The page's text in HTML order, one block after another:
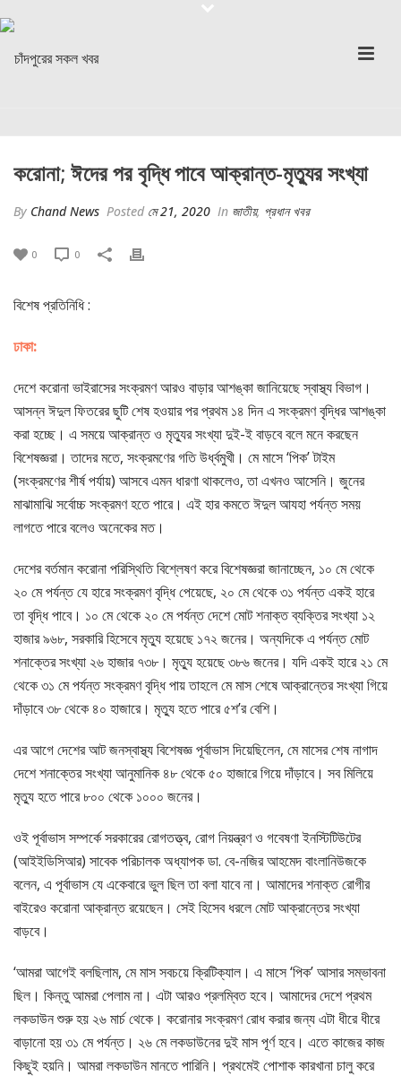
করোনা; ঈদের পর বৃদ্ধি পাবে আক্রান্ত-মৃত্যুর সংখ্যা
By Chand News Posted মে 21, 2020 In জাতীয়, প্রধান খবর
0 0
বিশেষ প্রতিনিধি :
ঢাকা:
দেশে করোনা ভাইরাসের সংক্রমণ আরও বাড়ার আশঙ্কা জানিয়েছে স্বাস্থ্য বিভাগ।
আসন্ন ঈদুল ফিতরের ছুটি শেষ হওয়ার পর প্রথম ১৪ দিন এ সংক্রমণ বৃদ্ধির আশঙ্কা
করা হচ্ছে। এ সময়ে আক্রান্ত ও মৃত্যুর সংখ্যা দুই-ই বাড়বে বলে মনে করছেন
বিশেষজ্ঞরা। তাদের মতে, সংক্রমণের গতি উর্ধ্বমুখী। মে মাসে ‘পিক’ টাইম
(সংক্রমণের শীর্ষ পর্যায়) আসবে এমন ধারণা থাকলেও, তা এখনও আসেনি। জুনের
মাঝামাঝি সর্বোচ্চ সংক্রমণ হতে পারে। এই হার কমতে ঈদুল আযহা পর্যন্ত সময়
লাগতে পারে বলেও অনেকের মত।
দেশের বর্তমান করোনা পরিস্থিতি বিশ্লেষণ করে বিশেষজ্ঞরা জানাচ্ছেন, ১০ মে থেকে
২০ মে পর্যন্ত যে হারে সংক্রমণ বৃদ্ধি পেয়েছে, ২০ মে থেকে ৩১ পর্যন্ত একই হারে
তা বৃদ্ধি পাবে। ১০ মে থেকে ২০ মে পর্যন্ত দেশে মোট শনাক্ত ব্যক্তির সংখ্যা ১২
হাজার ৯৬৮, সরকারি হিসেবে মৃত্যু হয়েছে ১৭২ জনের। অন্যদিকে এ পর্যন্ত মোট
শনাক্তের সংখ্যা ২৬ হাজার ৭৩৮। মৃত্যু হয়েছে ৩৮৬ জনের। যদি একই হারে ২১ মে
থেকে ৩১ মে পর্যন্ত সংক্রমণ বৃদ্ধি পায় তাহলে মে মাস শেষে আক্রান্তের সংখ্যা গিয়ে
দাঁড়াবে ৩৮ থেকে ৪০ হাজারে। মৃত্যু হতে পারে ৫শ’র বেশি।
এর আগে দেশের আট জনস্বাস্থ্য বিশেষজ্ঞ পূর্বাভাস দিয়েছিলেন, মে মাসের শেষ নাগাদ
দেশে শনাক্তের সংখ্যা আনুমানিক ৪৮ থেকে ৫০ হাজারে গিয়ে দাঁড়াবে। সব মিলিয়ে
মৃত্যু হতে পারে ৮০০ থেকে ১০০০ জনের।
ওই পূর্বাভাস সম্পর্কে সরকারের রোগতত্ত্ব, রোগ নিয়ন্ত্রণ ও গবেষণা ইনস্টিটিউটের
(আইইডিসিআর) সাবেক পরিচালক অধ্যাপক ডা. বে-নজির আহমেদ বাংলানিউজকে
বলেন, এ পূর্বাভাস যে একেবারে ভুল ছিল তা বলা যাবে না। আমাদের শনাক্ত রোগীর
বাইরেও করোনা আক্রান্ত রয়েছেন। সেই হিসেব ধরলে মোট আক্রান্তের সংখ্যা
বাড়বে।
‘আমরা আগেই বলছিলাম, মে মাস সবচয়ে ক্রিটিক্যাল। এ মাসে ‘পিক’ আসার সম্ভাবনা
ছিল। কিন্তু আমরা পেলাম না। এটা আরও প্রলম্বিত হবে। আমাদের দেশে প্রথম
লকডাউন শুরু হয় ২৬ মার্চ থেকে। করোনার সংক্রমণ রোধ করার জন্য এটা ধীরে ধীরে
বাড়ানো হয় ৩১ মে পর্যন্ত। ২৬ মে লকডাউনের দুই মাস পূর্ণ হবে। এতে কাজের কাজ
কিছুই হয়নি। আমরা লকডাউন মানতে পারিনি। প্রথমেই পোশাক কারখানা চালু করে